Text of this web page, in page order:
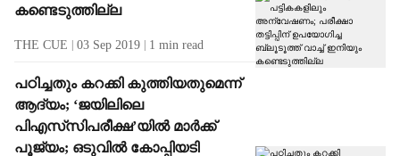
കണ്ടെടുത്തില്ല
THE CUE 03 Sep 2019 1 min read
പഠിച്ചതും കറക്കി കുത്തിയതുമെന്ന്
ആദ്യം; ‘ജയിലിലെ
പിഎസ്‌സിപരീക്ഷ’യില്‍ മാര്‍ക്ക്
പൂജ്യം; ഒടുവില്‍ കോപ്പിയടി